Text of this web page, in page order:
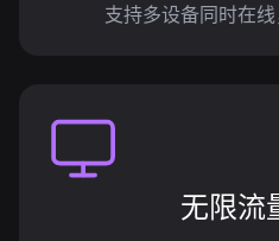
支持多设备同时在线
无限流